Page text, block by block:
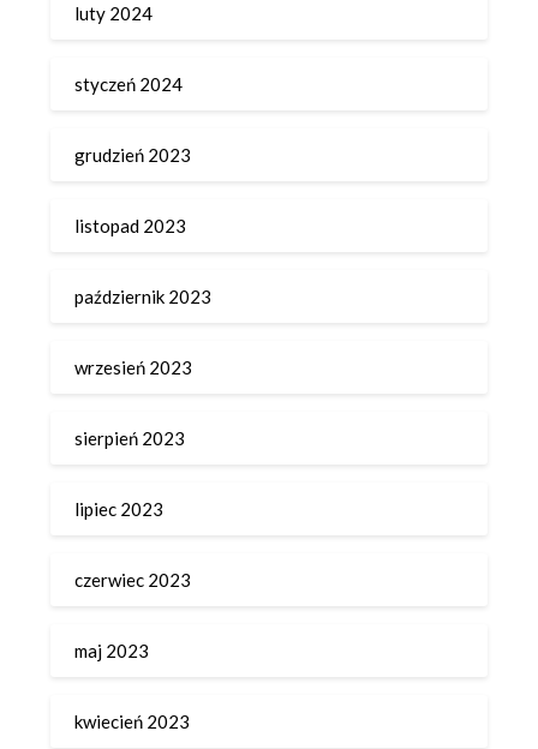
luty 2024
styczeń 2024
grudzień 2023
listopad 2023
październik 2023
wrzesień 2023
sierpień 2023
lipiec 2023
czerwiec 2023
maj 2023
kwiecień 2023